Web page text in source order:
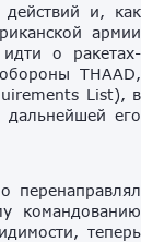
и, как
армии
о ракетах-
THAAD,
List), в
дальнейшей его
перенаправлял
командованию
теперь